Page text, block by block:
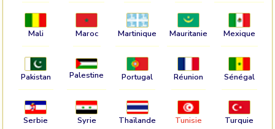
Mali Maroc Martinique Mauritanie Mexique
Pakistan Palestine Portugal Réunion Sénégal
Serbie Syrie Thaïlande Tunisie Turquie